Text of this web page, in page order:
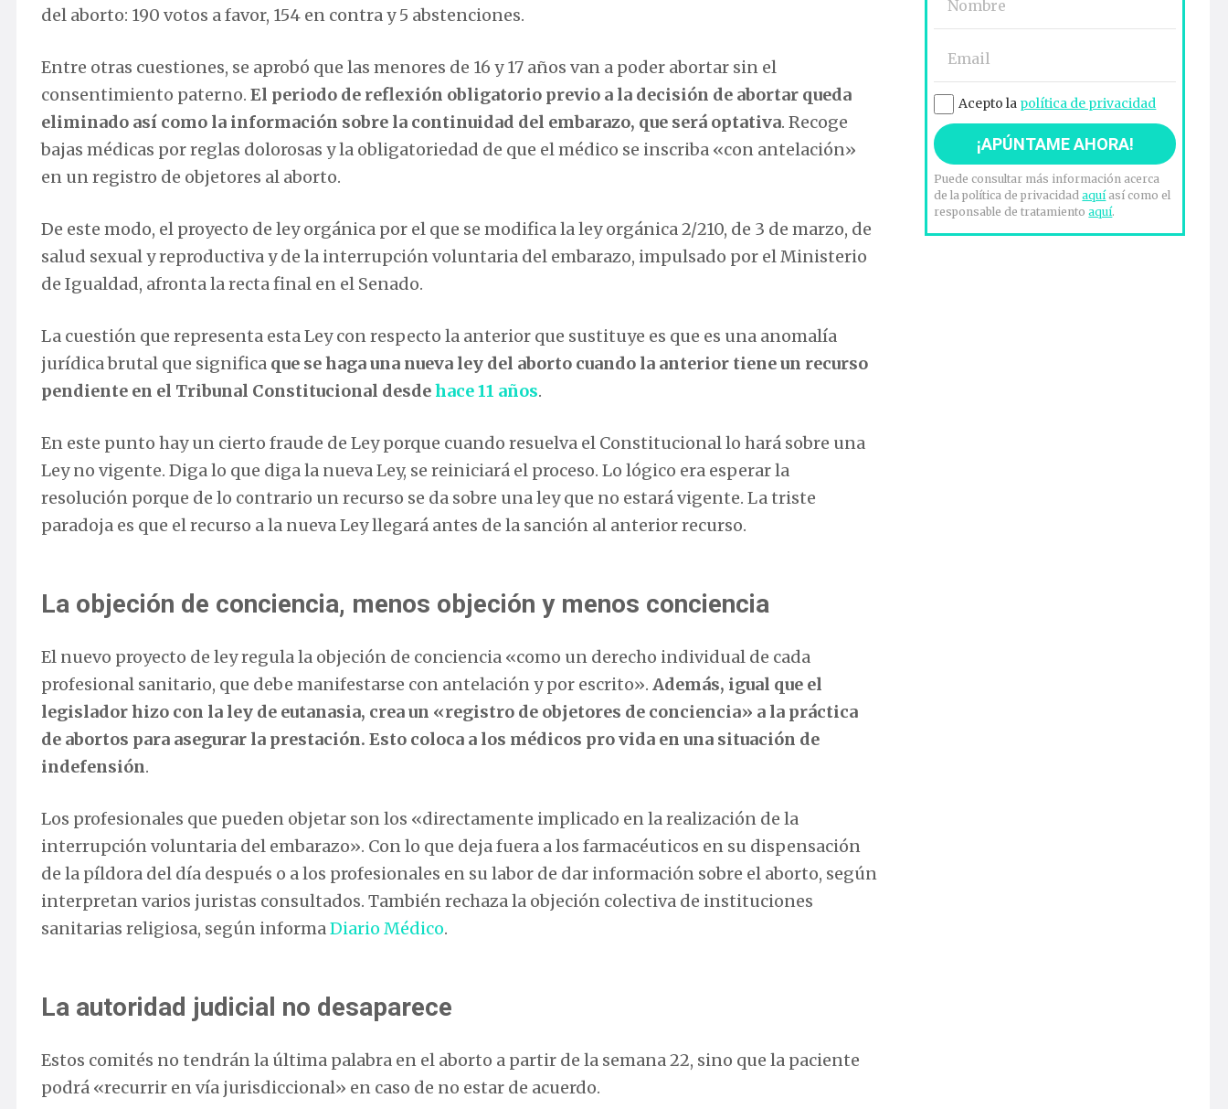
del aborto: 190 votos a favor, 154 en contra y 5 abstenciones.
Entre otras cuestiones, se aprobó que las menores de 16 y 17 años van a poder abortar sin el
consentimiento paterno. El periodo de reflexión obligatorio previo a la decisión de abortar queda
eliminado así como la información sobre la continuidad del embarazo, que será optativa. Recoge
bajas médicas por reglas dolorosas y la obligatoriedad de que el médico se inscriba «con antelación»
en un registro de objetores al aborto.
De este modo, el proyecto de ley orgánica por el que se modifica la ley orgánica 2/210, de 3 de marzo, de
salud sexual y reproductiva y de la interrupción voluntaria del embarazo, impulsado por el Ministerio
de Igualdad, afronta la recta final en el Senado.
La cuestión que representa esta Ley con respecto la anterior que sustituye es que es una anomalía
jurídica brutal que significa que se haga una nueva ley del aborto cuando la anterior tiene un recurso
pendiente en el Tribunal Constitucional desdehace 11 años.
En este punto hay un cierto fraude de Ley porque cuando resuelva el Constitucional lo hará sobre una
Ley no vigente. Diga lo que diga la nueva Ley, se reiniciará el proceso. Lo lógico era esperar la
resolución porque de lo contrario un recurso se da sobre una ley que no estará vigente. La triste
paradoja es que el recurso a la nueva Ley llegará antes de la sanción al anterior recurso.
La objeción de conciencia, menos objeción y menos conciencia
El nuevo proyecto de ley regula la objeción de conciencia «como un derecho individual de cada
profesional sanitario, que debe manifestarse con antelación y por escrito». Además, igual que el
legislador hizo con la ley de eutanasia, crea un «registro de objetores de conciencia» a la práctica
de abortos para asegurar la prestación. Esto coloca a los médicos pro vida en una situación de
indefensión.
Los profesionales que pueden objetar son los «directamente implicado en la realización de la
interrupción voluntaria del embarazo». Con lo que deja fuera a los farmacéuticos en su dispensación
de la píldora del día después o a los profesionales en su labor de dar información sobre el aborto, según
interpretan varios juristas consultados. También rechaza la objeción colectiva de instituciones
sanitarias religiosa, según informaDiario Médico.
La autoridad judicial no desaparece
Estos comités no tendrán la última palabra en el aborto a partir de la semana 22, sino que la paciente
podrá «recurrir en vía jurisdiccional» en caso de no estar de acuerdo.
Acepto la política de privacidad
Puede consultar más información acerca
de la política de privacidadaquíasí como el
responsable de tratamientoaquí.